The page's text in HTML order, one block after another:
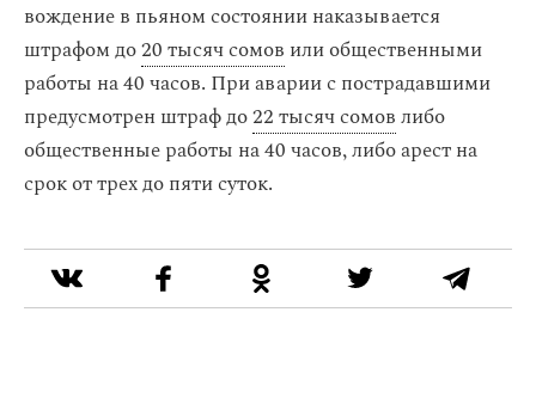
вождение в пьяном состоянии наказывается
штрафом до20 тысяч сомов или общественными
работы на 40 часов. При аварии с пострадавшими
предусмотрен штраф до22 тысяч сомовлибо
общественные работы на 40 часов, либо арест на
срок от трех до пяти суток.